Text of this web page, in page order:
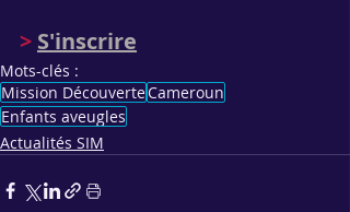
> S'inscrire
Mots-clés :
Mission DécouverteCameroun
Enfants aveugles
Actualités SIM